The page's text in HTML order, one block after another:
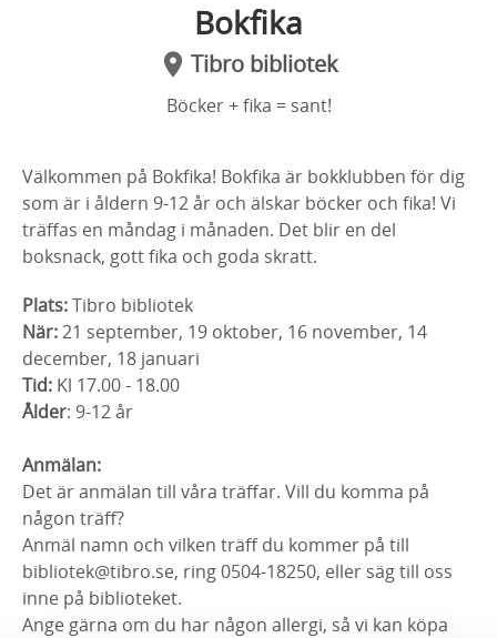
Bokfika
Tibro bibliotek
Böcker + fika = sant!
Välkommen på Bokfika! Bokfika är bokklubben för dig
som är i åldern 9-12 år och älskar böcker och fika! Vi
träffas en måndag i månaden. Det blir en del
boksnack, gott fika och goda skratt.
Plats:Tibro bibliotek
När:21 september, 19 oktober, 16 november, 14
december, 18 januari
Tid: Kl 17.00 - 18.00
Ålder: 9-12 år
Anmälan:
Det är anmälan till våra träffar. Vill du komma på
någon träff?
Anmäl namn och vilken träff du kommer på till
bibliotek@tibro.se, ring 0504-18250, eller säg till oss
inne på biblioteket.
Ange gärna om du har någon allergi, så vi kan köpa